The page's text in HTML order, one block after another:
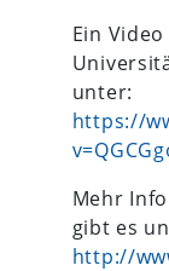
Ein
unter:
https://
Mehr
gibt es
http://